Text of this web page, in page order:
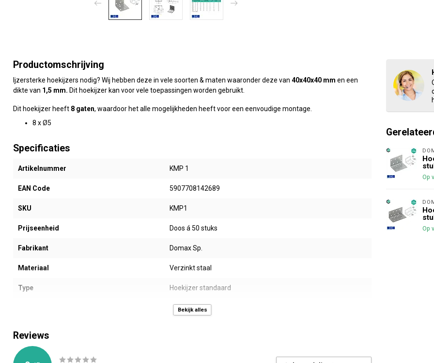
Productomschrijving
Ijzersterke hoekijzers nodig? Wij hebben deze in vele soorten & maten waaronder deze van 40x40x40 mm en een
dikte van 1,5 mm. Dit hoekijzer kan voor vele toepassingen worden gebruikt.
Dit hoekijzer heeft 8 gaten, waardoor het alle mogelijkheden heeft voor een eenvoudige montage.
8 x Ø5
Specificaties
Artikelnummer KMP 1
EAN Code 5907708142689
SKU KMP1
Prijseenheid Doos á 50 stuks
Fabrikant Domax Sp.
Materiaal Verzinkt staal
Type Hoekijzer standaard
40 x 40 x 40 mm
Gewicht (gr)
Bekijk alles
Reviews
Op
Op